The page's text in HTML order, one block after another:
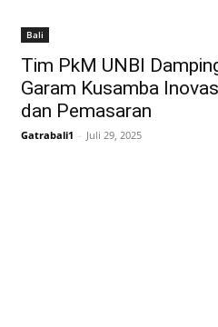
Bali
Tim PkM UNBI
Garam Kusamba
dan Pemasaran
Gatrabali1 - Juli 29, 2025